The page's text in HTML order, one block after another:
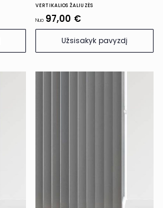
VERTIKALIOS ŽALIUZĖS
Nuo 97,00 €
Užsisakyk pavyzdį